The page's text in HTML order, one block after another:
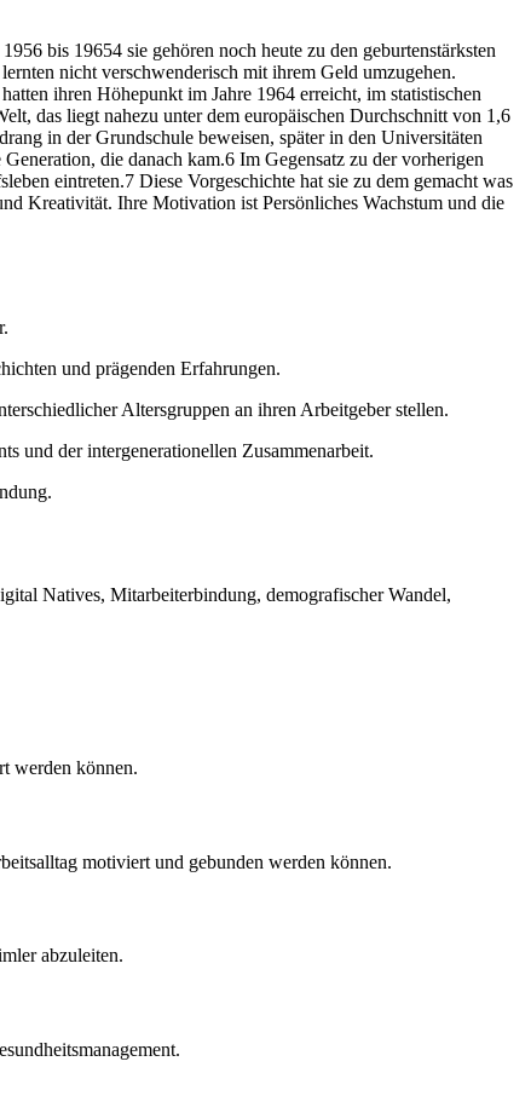
bis 19654 sie gehören noch heute zu den geburtenstärksten
nicht verschwenderisch mit ihrem Geld umzugehen.
ihren Höhepunkt im Jahre 1964 erreicht, im statistischen
das liegt nahezu unter dem europäischen Durchschnitt von 1,6
in der Grundschule beweisen, später in den Universitäten
die danach kam.6 Im Gegensatz zu der vorherigen
eintreten.7 Diese Vorgeschichte hat sie zu dem gemacht was
Kreativität. Ihre Motivation ist Persönliches Wachstum und die
und prägenden Erfahrungen.
Altersgruppen an ihren Arbeitgeber stellen.
und der intergenerationellen Zusammenarbeit.
Natives, Mitarbeiterbindung, demografischer Wandel,
werden können.
motiviert und gebunden werden können.
abzuleiten.